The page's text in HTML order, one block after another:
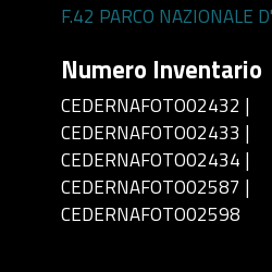
F.42 PARCO NAZIONALE
Numero Inventario
CEDERNAFOTO02432 |
CEDERNAFOTO02433 |
CEDERNAFOTO02434 |
CEDERNAFOTO02587 |
CEDERNAFOTO02598